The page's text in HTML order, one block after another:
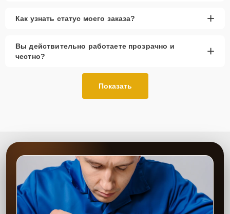
Как узнать статус моего заказа? +
Вы действительно работаете прозрачно и
честно?
+
Показать